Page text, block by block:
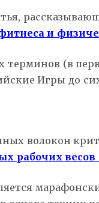
и
(в
Игры до
волокон
рабочих